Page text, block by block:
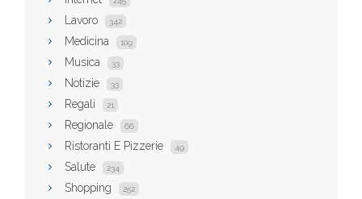
Lavoro 342
Medicina 109
Musica 33
Notizie 33
Regali 21
Regionale 66
Ristoranti E Pizzerie 49
Salute 234
Shopping 252